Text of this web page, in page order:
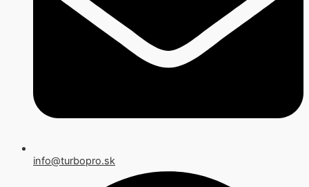
info@turbopro.sk